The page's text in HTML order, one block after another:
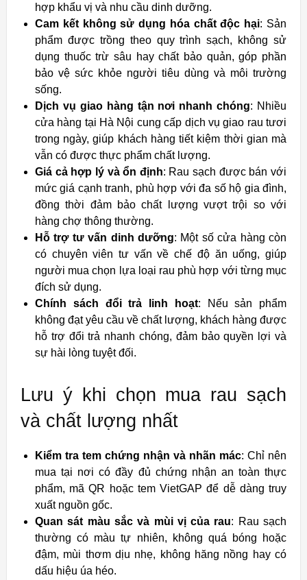
hợp khẩu vị và nhu cầu dinh dưỡng.
Cam kết không sử dụng hóa chất độc hại: Sản
phẩm được trồng theo quy trình sạch, không sử
dụng thuốc trừ sâu hay chất bảo quản, góp phần
bảo vệ sức khỏe người tiêu dùng và môi trường
sống.
Dịch vụ giao hàng tận nơi nhanh chóng: Nhiều
cửa hàng tại Hà Nội cung cấp dịch vụ giao rau tươi
trong ngày, giúp khách hàng tiết kiệm thời gian mà
vẫn có được thực phẩm chất lượng.
Giá cả hợp lý và ổn định: Rau sạch được bán với
mức giá cạnh tranh, phù hợp với đa số hộ gia đình,
đồng thời đảm bảo chất lượng vượt trội so với
hàng chợ thông thường.
Hỗ trợ tư vấn dinh dưỡng: Một số cửa hàng còn
có chuyên viên tư vấn về chế độ ăn uống, giúp
người mua chọn lựa loại rau phù hợp với từng mục
đích sử dụng.
Chính sách đổi trả linh hoạt: Nếu sản phẩm
không đạt yêu cầu về chất lượng, khách hàng được
hỗ trợ đổi trả nhanh chóng, đảm bảo quyền lợi và
sự hài lòng tuyệt đối.
Lưu ý khi chọn mua rau sạch
và chất lượng nhất
Kiểm tra tem chứng nhận và nhãn mác: Chỉ nên
mua tại nơi có đầy đủ chứng nhận an toàn thực
phẩm, mã QR hoặc tem VietGAP để dễ dàng truy
xuất nguồn gốc.
Quan sát màu sắc và mùi vị của rau: Rau sạch
thường có màu tự nhiên, không quá bóng hoặc
đậm, mùi thơm dịu nhẹ, không hăng nồng hay có
dấu hiệu úa héo.